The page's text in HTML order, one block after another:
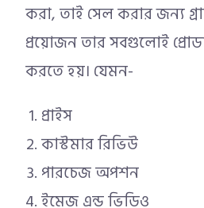
করা, তাই সেল করার জন্য
প্রয়োজন তার সবগুলোই
করতে হয়। যেমন-
প্রাইস
কাস্টমার রিভিউ
পারচেজ অপশন
ইমেজ এন্ড ভিডিও